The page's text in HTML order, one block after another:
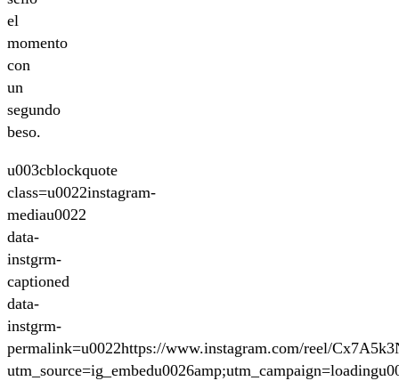
el
momento
con
un
segundo
beso.
u003cblockquote
class=u0022instagram-
mediau0022
data-
instgrm-
captioned
data-
instgrm-
permalink=u0022https://www.instagram.com/reel/